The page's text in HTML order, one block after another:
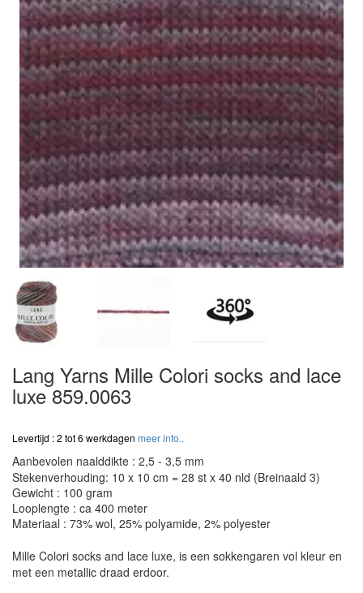
Lang Yarns Mille Colori socks and lace
luxe 859.0063
Levertijd : 2 tot 6 werkdagen meer info..
Aanbevolen naalddikte : 2,5 - 3,5 mm
Stekenverhouding: 10 x 10 cm = 28 st x 40 nld (Breinaald 3)
Gewicht : 100 gram
Looplengte : ca 400 meter
Materiaal : 73% wol, 25% polyamide, 2% polyester
Mille Colori socks and lace luxe, is een sokkengaren vol kleur en
met een metallic draad erdoor.